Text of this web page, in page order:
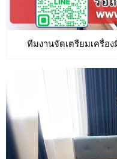
ทีมงานจัดเตรียมเครื่อ